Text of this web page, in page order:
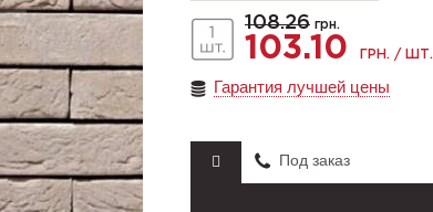
108.26 грн.
103.10 ГРН. / ШТ.
Гарантия лучшей цены
Под заказ